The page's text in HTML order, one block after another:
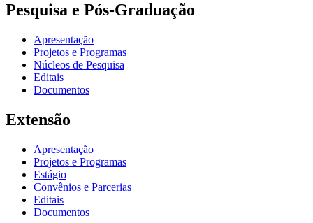
Pesquisa e Pós-Graduação
Apresentação
Projetos e Programas
Núcleos de Pesquisa
Editais
Documentos
Extensão
Apresentação
Projetos e Programas
Estágio
Convênios e Parcerias
Editais
Documentos